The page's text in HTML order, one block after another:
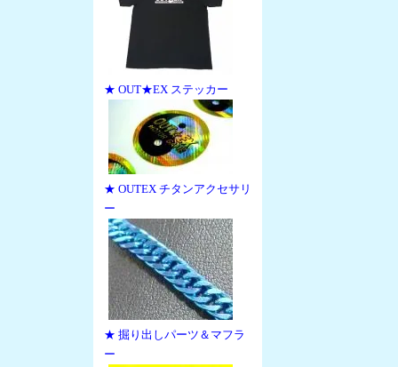
★ OUT★EX ステッカー
★ OUTEX チタンアクセサリ
ー
★ 掘り出しパーツ＆マフラ
ー